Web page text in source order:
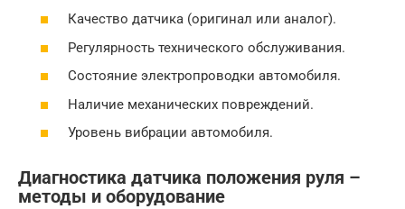
Качество датчика (оригинал или аналог).
Регулярность технического обслуживания.
Состояние электропроводки автомобиля.
Наличие механических повреждений.
Уровень вибрации автомобиля.
Диагностика датчика положения руля –
методы и оборудование